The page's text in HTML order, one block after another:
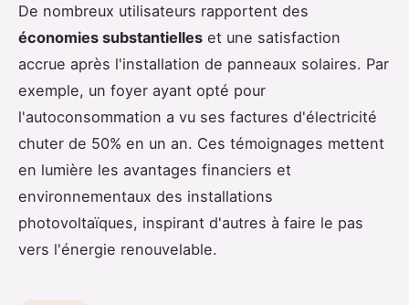
De nombreux utilisateurs rapportent des
économies substantielles et une satisfaction
accrue après l'installation de panneaux solaires. Par
exemple, un foyer ayant opté pour
l'autoconsommation a vu ses factures d'électricité
chuter de 50% en un an. Ces témoignages mettent
en lumière les avantages financiers et
environnementaux des installations
photovoltaïques, inspirant d'autres à faire le pas
vers l'énergie renouvelable.